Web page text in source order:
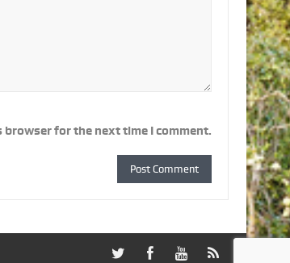
browser for the next time I comment.